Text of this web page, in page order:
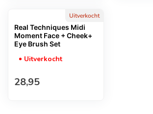
Uitverkocht
Real Techniques Midi
Moment Face + Cheek+
Eye Brush Set
Uitverkocht
Normale prijs
28,95